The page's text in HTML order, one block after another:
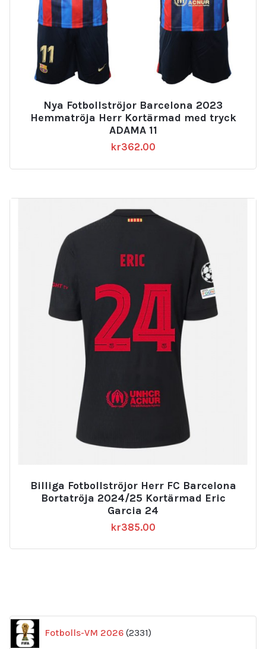
Nya Fotbollströjor Barcelona 2023
Hemmatröja Herr Kortärmad med tryck
ADAMA 11
kr362.00
Billiga Fotbollströjor Herr FC Barcelona
Bortatröja 2024/25 Kortärmad Eric
Garcia 24
kr385.00
Fotbolls-VM 2026 2331
produkter